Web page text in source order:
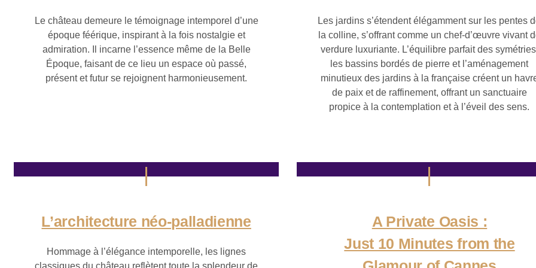
Le château demeure le témoignage intemporel d’une
époque féérique, inspirant à la fois nostalgie et
admiration. Il incarne l’essence même de la Belle
Époque, faisant de ce lieu un espace où passé,
présent et futur se rejoignent harmonieusement.
Les jardins s’étendent élégamment sur les pentes
la colline, s’offrant comme un chef-d’œuvre vivant
verdure luxuriante. L’équilibre parfait des
les bassins bordés de pierre et l’aménagement
minutieux des jardins à la française créent un
de paix et de raffinement, offrant un sanctuaire
propice à la contemplation et à l’éveil des sens.
L’architecture néo-palladienne
Hommage à l’élégance intemporelle, les lignes
classiques du château reflètent toute la splendeur de
A Private Oasis :
Just 10 Minutes from the